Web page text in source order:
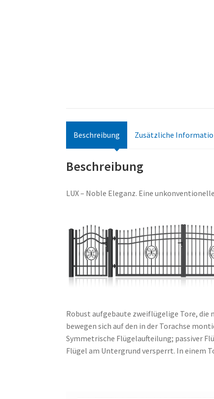
Beschreibung Zusätzliche
Beschreibung
LUX – Noble Eleganz. Eine
Robust aufgebaute zweiflügelige Tore,
bewegen sich auf den in der Torachse
Symmetrische Flügelaufteilung; passiver
Flügel am Untergrund versperrt. In einem